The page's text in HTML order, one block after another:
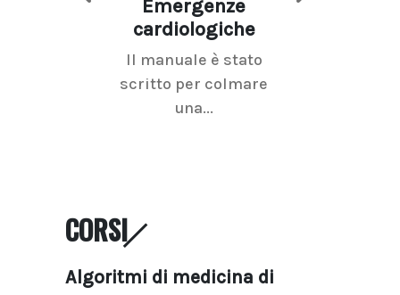
Emergenze
cardiologiche
Il manuale è stato
scritto per colmare
una...
CORSI
Algoritmi di medicina di